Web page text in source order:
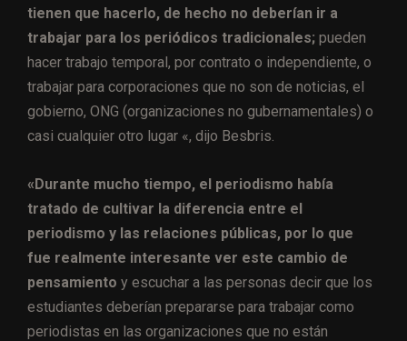
tienen que hacerlo, de hecho no deberían ir a
trabajar para los periódicos tradicionales; pueden
hacer trabajo temporal, por contrato o independiente, o
trabajar para corporaciones que no son de noticias, el
gobierno, ONG (organizaciones no gubernamentales) o
casi cualquier otro lugar «, dijo Besbris.
«Durante mucho tiempo, el periodismo había
tratado de cultivar la diferencia entre el
periodismo y las relaciones públicas, por lo que
fue realmente interesante ver este cambio de
pensamiento y escuchar a las personas decir que los
estudiantes deberían prepararse para trabajar como
periodistas en las organizaciones que no están